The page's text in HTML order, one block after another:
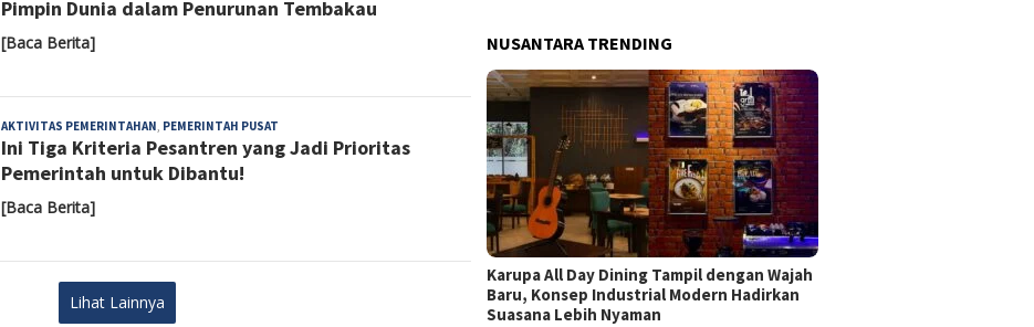
Pimpin Dunia dalam Penurunan Tembakau
[Baca Berita]
AKTIVITAS PEMERINTAHAN, PEMERINTAH PUSAT
Ini Tiga Kriteria Pesantren yang Jadi Prioritas
Pemerintah untuk Dibantu!
[Baca Berita]
Lihat Lainnya
NUSANTARA TRENDING
Karupa All Day Dining Tampil dengan Wajah
Baru, Konsep Industrial Modern Hadirkan
Suasana Lebih Nyaman